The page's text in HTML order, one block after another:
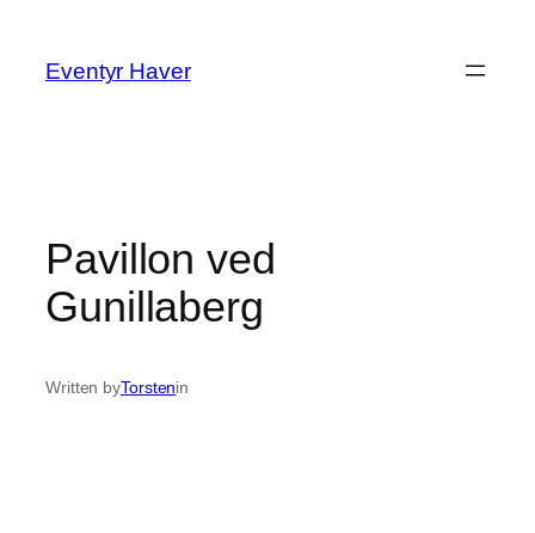
indhold
Eventyr Haver
Pavillon ved
Gunillaberg
Written byTorstenin